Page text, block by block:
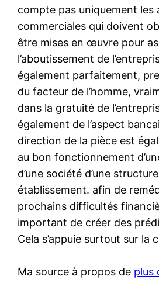
compte pas uniquement les
commerciales qui doivent
être mises en œuvre pour
l’aboutissement de
également parfaitement,
du facteur de l’homme,
dans la gratuité de
également de l’aspect
direction de la pièce est
au bon fonctionnement
d’une société d’une structure
établissement. afin de
prochains difficultés
important de créer des
Cela s’appuie surtout sur la
Ma source à propos de plus